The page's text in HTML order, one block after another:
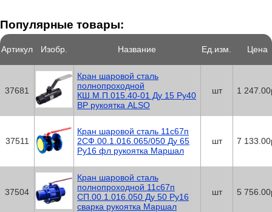
Популярные товары:
Артикул Изобр. Название Ед.изм. Цена
37681
Кран шаровой сталь
полнопроходной
КШ.М.П.015.40-01 Ду 15 Ру40
ВР рукоятка ALSO
шт 1
37511
Кран шаровой сталь 11с67п
2СФ.00.1.016.065/050 Ду 65
Ру16 фл рукоятка Маршал
шт 7
37504
Кран шаровой сталь
полнопроходной 11с67п
СП.00.1.016.050 Ду 50 Ру16
сварка рукоятка Маршал
шт 5